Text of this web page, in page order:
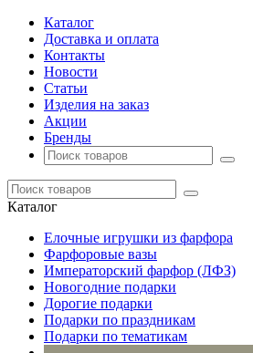
Каталог
Доставка и оплата
Контакты
Новости
Статьи
Изделия на заказ
Акции
Бренды
Каталог
Елочные игрушки из фарфора
Фарфоровые вазы
Императорский фарфор (ЛФЗ)
Новогодние подарки
Дорогие подарки
Подарки по праздникам
Подарки по тематикам